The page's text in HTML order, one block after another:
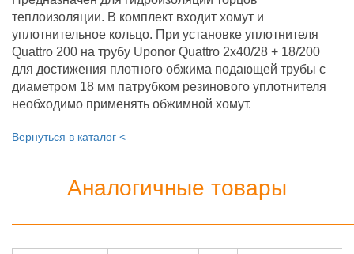
теплоизоляции. В комплект входит хомут и
уплотнительное кольцо. При установке уплотнителя
Quattro 200 на трубу Uponor Quattro 2х40/28 + 18/200
для достижения плотного обжима подающей трубы с
диаметром 18 мм патрубком резинового уплотнителя
необходимо применять обжимной хомут.
Вернуться в каталог <
Аналогичные товары